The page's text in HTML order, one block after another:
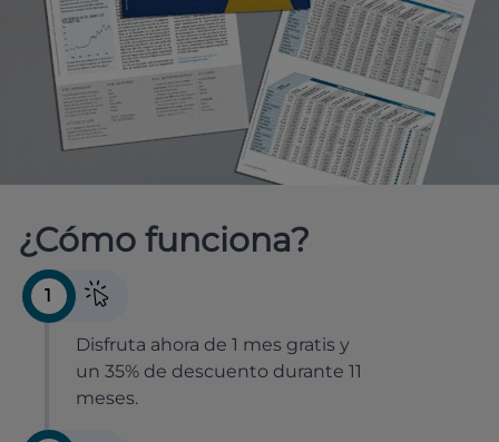
¿Cómo funciona?
1
Disfruta ahora de 1 mes gratis y
un 35% de descuento durante 11
meses.